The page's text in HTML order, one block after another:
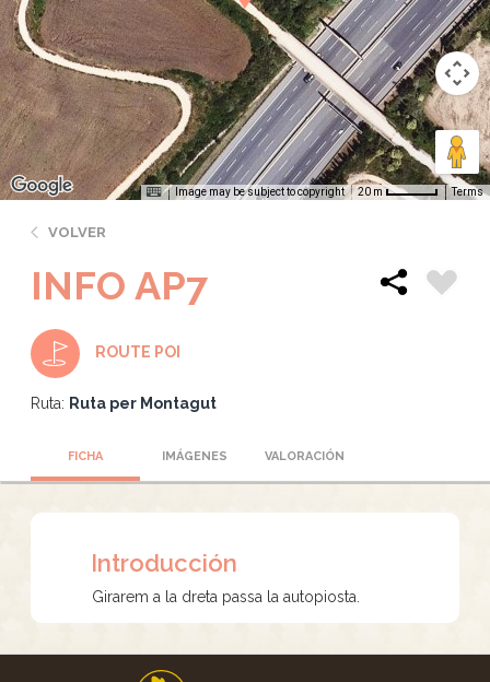
Image may be subject to copyright 20 m Terms
VOLVER
INFO AP7
ROUTE POI
Ruta: Ruta per Montagut
FICHA IMÁGENES VALORACIÓN
Introducción
Girarem a la dreta passa la autopiosta.